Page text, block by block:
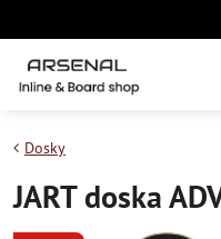
Dosky
JART doska